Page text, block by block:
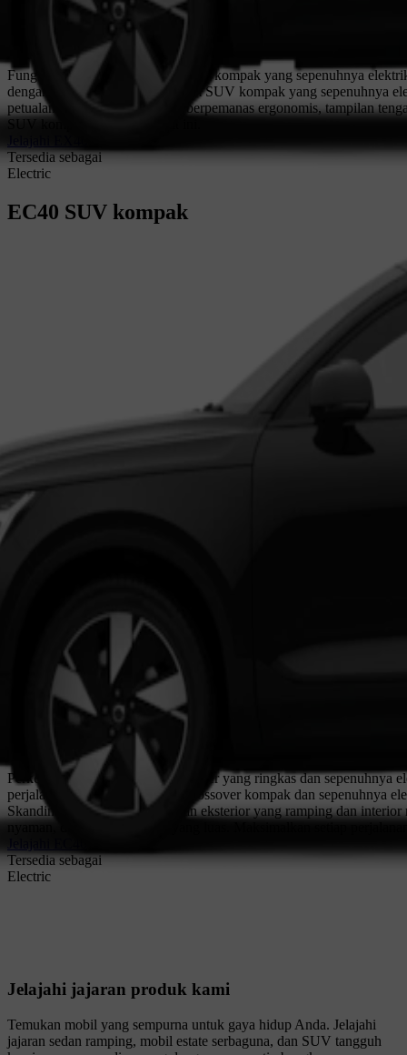
Fungsi bertemu bentuk dalam SUV kompak yang sepenuhnya
dengan desain Skandinavia dalam SUV kompak yang sepenuhnya
petualangan baru dengan kursi berpemanas ergonomis, tampilan
SUV kompak pengisian cepat ini.
Tersedia sebagai
Electric
EC40 SUV kompak
Perkenalkan Volvo EC40. Crossover yang ringkas dan sepenuhnya
perjalanan.
Volvo EC40 adalah crossover kompak dan sepenuhnya
Skandinavia yang sporty, dengan eksterior yang ramping dan
nyaman, dan atap panorama yang luas. Maksimalkan setiap
Tersedia sebagai
Electric
Jelajahi jajaran produk kami
Temukan mobil yang sempurna untuk gaya hidup Anda. Jelajahi
jajaran sedan ramping, mobil estate serbaguna, dan SUV tangguh